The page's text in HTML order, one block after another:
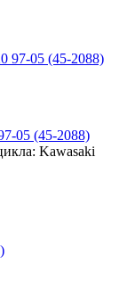
05 (45-2088)
Kawasaki